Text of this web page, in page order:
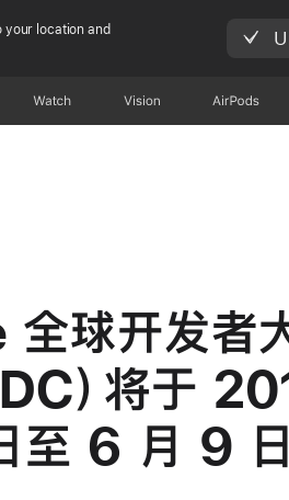
your location and
Watch Vision AirPods
球开发者
）将于
至 6 月 9